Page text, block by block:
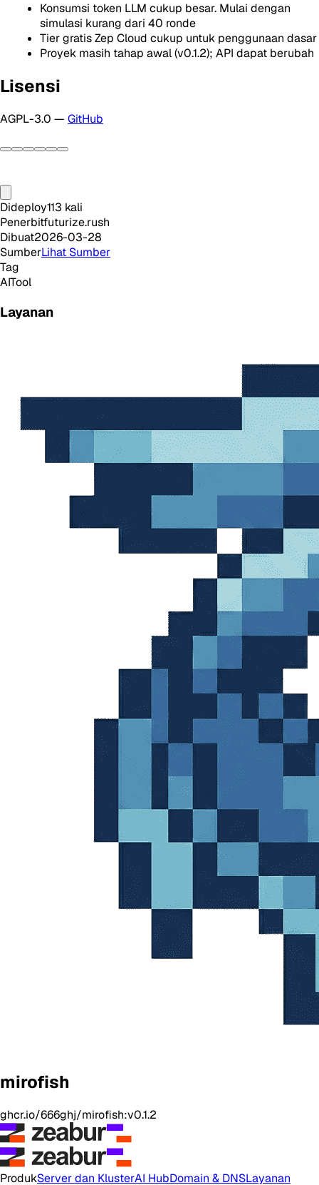
Konsumsi token LLM cukup besar. Mulai dengan
simulasi kurang dari 40 ronde
Tier gratis Zep Cloud cukup untuk penggunaan dasar
Proyek masih tahap awal (v0.1.2); API dapat berubah
Lisensi
AGPL-3.0 — GitHub
Dideploy113 kali
Penerbitfuturize.rush
Dibuat2026-03-28
SumberLihat Sumber
Tag
AITool
Layanan
mirofish
ghcr.io/666ghj/mirofish:v0.1.2
ProdukServer dan KlusterAI HubDomain & DNSLayanan